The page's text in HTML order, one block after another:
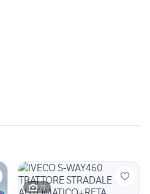
21